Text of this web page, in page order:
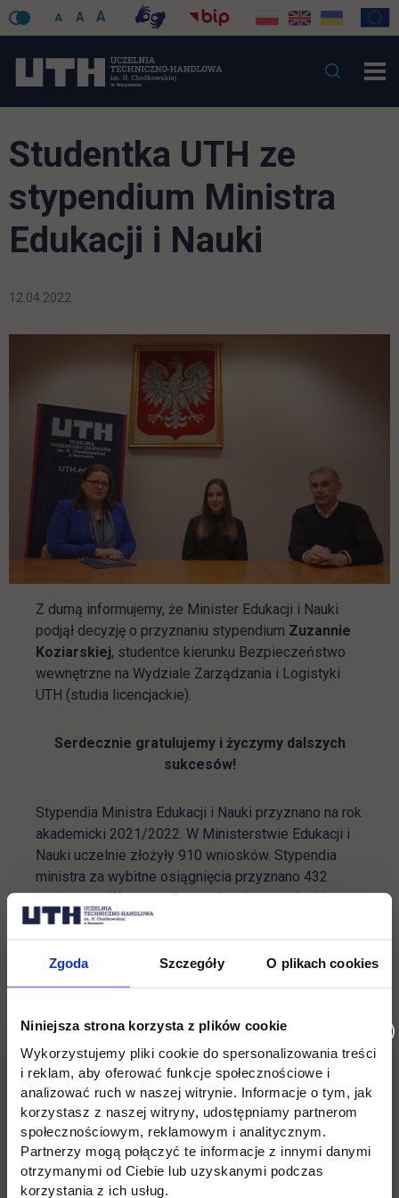
Zgoda Szczegóły O plikach cookies
Niniejsza strona korzysta z plików cookie
Wykorzystujemy pliki cookie do spersonalizowania treści
i reklam, aby oferować funkcje społecznościowe i
analizować ruch w naszej witrynie. Informacje o tym, jak
korzystasz z naszej witryny, udostępniamy partnerom
społecznościowym, reklamowym i analitycznym.
Partnerzy mogą połączyć te informacje z innymi danymi
otrzymanymi od Ciebie lub uzyskanymi podczas
korzystania z ich usług.
A A A
Studentka UTH ze
stypendium Ministra
Edukacji i Nauki
12.04.2022
Z dumą informujemy, że Minister Edukacji i Nauki
podjął decyzję o przyznaniu stypendium Zuzannie
Koziarskiej, studentce kierunku Bezpieczeństwo
wewnętrzne na Wydziale Zarządzania i Logistyki
UTH (studia licencjackie).
Serdecznie gratulujemy i życzymy dalszych
sukcesów!
Stypendia Ministra Edukacji i Nauki przyznano na rok
akademicki 2021/2022. W Ministerstwie Edukacji i
Nauki uczelnie złożyły 910 wniosków. Stypendia
ministra za wybitne osiągnięcia przyznano 432
studentom. W przypadku studentów wysokość
stypendium wynosi 17.000 zł.
Zuzanna Koziarska aktywnie uczestniczy w
inicjatywach Koła Naukowego Gomorra pod opieką
objęta jest Systemem Wsparcia Studentów Wybitnie
Uzdolnionych w Uczelni Techniczno-Handlowej.
UTH od wielu lat znajduje się w gronie polskich
uczelni wyższych, które są w stanie przygotowywać
i wspierać laureatów niezwykle prestiżowych
stypendiów ministerialnych.